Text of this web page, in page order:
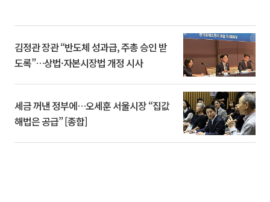
김정관 장관 “반도체 성과급, 주총 승인 받
도록”…상법·자본시장법 개정 시사
세금 꺼낸 정부에…오세훈 서울시장 “집값
해법은 공급” [종합]